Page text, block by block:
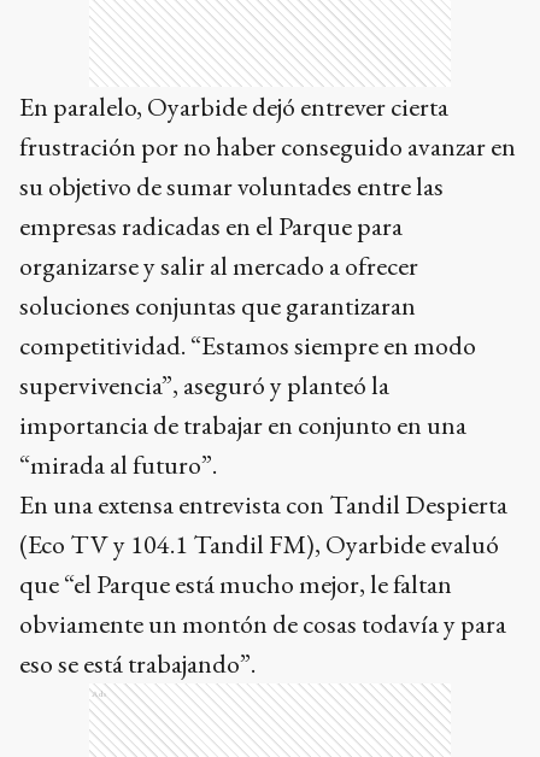
En paralelo, Oyarbide dejó entrever cierta
frustración por no haber conseguido avanzar en
su objetivo de sumar voluntades entre las
empresas radicadas en el Parque para
organizarse y salir al mercado a ofrecer
soluciones conjuntas que garantizaran
competitividad. “Estamos siempre en modo
supervivencia”, aseguró y planteó la
importancia de trabajar en conjunto en una
“mirada al futuro”.
En una extensa entrevista con Tandil Despierta
(Eco TV y 104.1 Tandil FM), Oyarbide evaluó
que “el Parque está mucho mejor, le faltan
obviamente un montón de cosas todavía y para
eso se está trabajando”.
Ads